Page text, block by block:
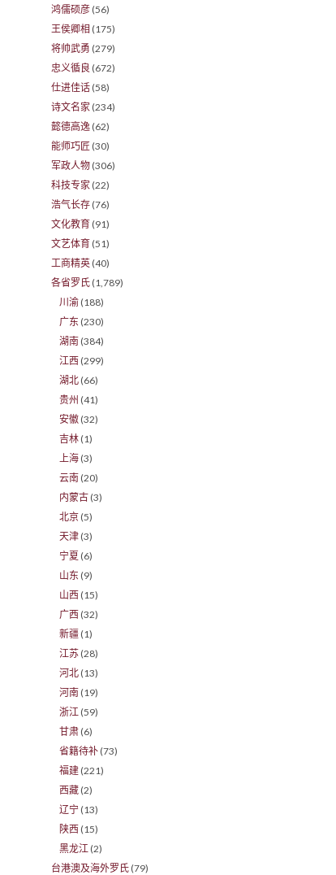
鸿儒硕彦 (56)
王侯卿相 (175)
将帅武勇 (279)
忠义循良 (672)
仕进佳话 (58)
诗文名家 (234)
懿德高逸 (62)
能师巧匠 (30)
军政人物 (306)
科技专家 (22)
浩气长存 (76)
文化教育 (91)
文艺体育 (51)
工商精英 (40)
各省罗氏 (1,789)
川渝 (188)
广东 (230)
湖南 (384)
江西 (299)
湖北 (66)
贵州 (41)
安徽 (32)
吉林 (1)
上海 (3)
云南 (20)
内蒙古 (3)
北京 (5)
天津 (3)
宁夏 (6)
山东 (9)
山西 (15)
广西 (32)
新疆 (1)
江苏 (28)
河北 (13)
河南 (19)
浙江 (59)
甘肃 (6)
省籍待补 (73)
福建 (221)
西藏 (2)
辽宁 (13)
陕西 (15)
黑龙江 (2)
台港澳及海外罗氏 (79)